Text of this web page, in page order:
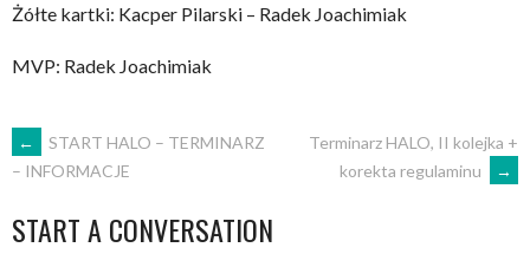
Żółte kartki: Kacper Pilarski – Radek Joachimiak
MVP: Radek Joachimiak
POST
NAVIGATION
←
START HALO – TERMINARZ
– INFORMACJE
Terminarz HALO, II kolejka +
korekta regulaminu
→
START A CONVERSATION